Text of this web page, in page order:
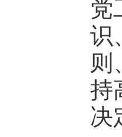
党
识
则
持
决